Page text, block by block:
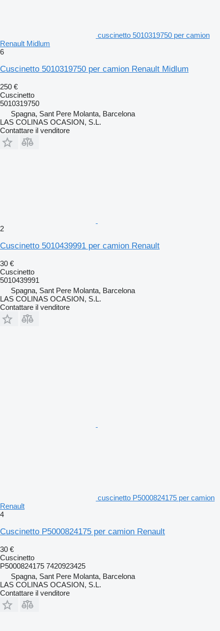
cuscinetto 5010319750 per camion
Renault Midlum
6
Cuscinetto 5010319750 per camion Renault Midlum
250 €
Cuscinetto
5010319750
Spagna, Sant Pere Molanta, Barcelona
LAS COLINAS OCASION, S.L.
Contattare il venditore
2
Cuscinetto 5010439991 per camion Renault
30 €
Cuscinetto
5010439991
Spagna, Sant Pere Molanta, Barcelona
LAS COLINAS OCASION, S.L.
Contattare il venditore
cuscinetto P5000824175 per camion
Renault
4
Cuscinetto P5000824175 per camion Renault
30 €
Cuscinetto
P5000824175 7420923425
Spagna, Sant Pere Molanta, Barcelona
LAS COLINAS OCASION, S.L.
Contattare il venditore